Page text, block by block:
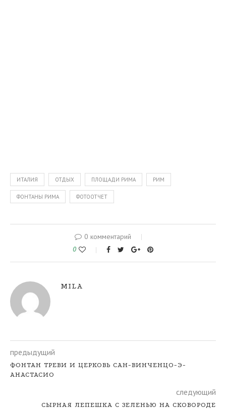
ИТАЛИЯ ОТДЫХ ПЛОЩАДИ РИМА РИМ
ФОНТАНЫ РИМА ФОТООТЧЕТ
0 комментарий
0
MILA
предыдущий
ФОНТАН ТРЕВИ И ЦЕРКОВЬ САН-ВИНЧЕНЦО-Э-
АНАСТАСИО
следующий
СЫРНАЯ ЛЕПЕШКА С ЗЕЛЕНЬЮ НА СКОВОРОДЕ